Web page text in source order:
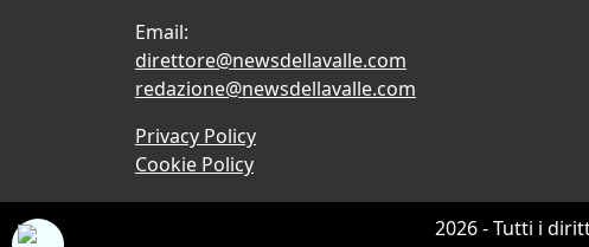
Email:
direttore@newsdellavalle.com
redazione@newsdellavalle.com
Privacy Policy
Cookie Policy
2026 - Tutti i